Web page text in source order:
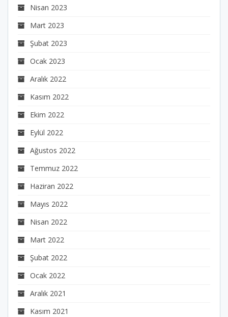
Nisan 2023
Mart 2023
Şubat 2023
Ocak 2023
Aralık 2022
Kasım 2022
Ekim 2022
Eylül 2022
Ağustos 2022
Temmuz 2022
Haziran 2022
Mayıs 2022
Nisan 2022
Mart 2022
Şubat 2022
Ocak 2022
Aralık 2021
Kasım 2021